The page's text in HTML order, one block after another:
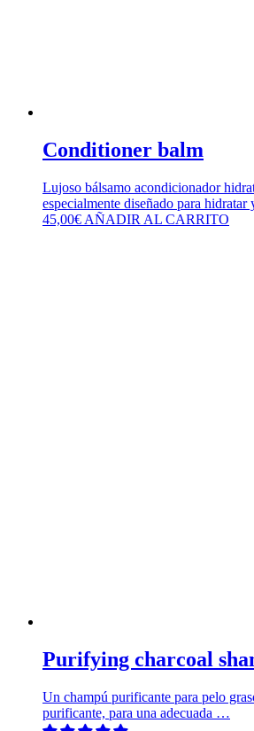
Conditioner balm
Lujoso bálsamo acondicionador
especialmente diseñado para
45,00€ AÑADIR AL CARRITO
Purifying charcoal
Un champú purificante para pelo
purificante, para una adecuada …